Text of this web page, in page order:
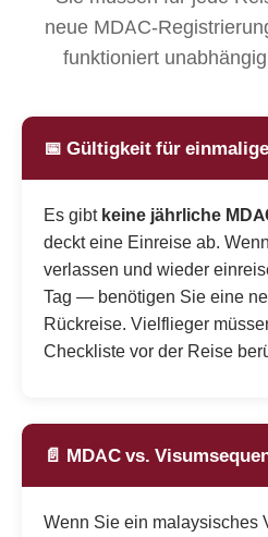
neue MDAC-
funktioniert
📅 Gültigkeit für
Es gibtkeine jährliche
deckt eine Einreise ab.
verlassen und wieder
Tag — benötigen Sie eine
Rückreise. Vielflieger
Checkliste vor der Reise
📄 MDAC vs.
Wenn Sie ein malaysisches